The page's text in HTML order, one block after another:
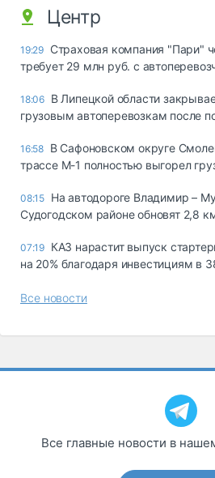
Центр
19:29 Страховая компания "Пари"
требует 29 млн руб. с
18:06 В Липецкой области
грузовым автоперевозкам после
16:58 В Сафоновском округе
трассе М-1 полностью выгорел
08:15 На автодороге Владимир –
Судогодском районе обновят 2,8
07:19 КАЗ нарастит выпуск
на 20% благодаря инвестициям в
Все новости
Все главные новости в